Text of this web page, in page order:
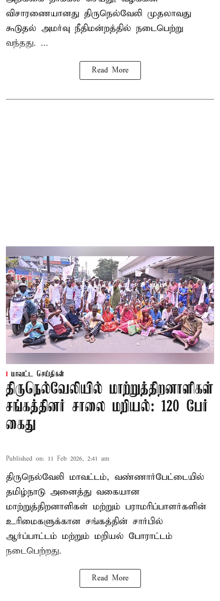
விசாரணையானது திருநெல்வேலி முதலாவது
கூடுதல் அமர்வு நீதிமன்றத்தில் நடைபெற்று
வந்தது. ...
Read More
மாவட்ட செய்திகள்
திருநெல்வேலியில் மாற்றுத்திறனாளிகள்
சங்கத்தினர் சாலை மறியல்: 120 பேர்
கைது
Published on: 11 Feb 2026, 2:41 am
திருநெல்வேலி மாவட்டம், வண்ணார்பேட்டையில்
தமிழ்நாடு அனைத்து வகையான
மாற்றுத்திறனாளிகள் மற்றும் பராமரிப்பாளர்களின்
உரிமைகளுக்கான சங்கத்தின் சார்பில்
ஆர்ப்பாட்டம் மற்றும் மறியல் போராட்டம்
நடைபெற்றது.
Read More